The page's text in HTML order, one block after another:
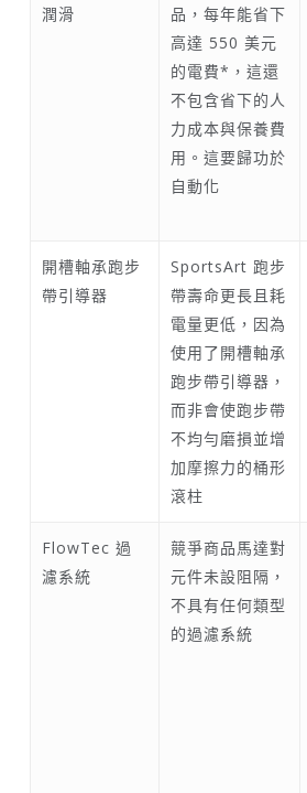
潤滑
品，每年能省下
高達 550 美元
的電費*，這還
不包含省下的人
力成本與保養費
用。這要歸功於
自動化
開槽軸承跑步
帶引導器
SportsArt 跑步
帶壽命更長且耗
電量更低，因為
使用了開槽軸承
跑步帶引導器，
而非會使跑步帶
不均勻磨損並增
加摩擦力的桶形
滾柱
FlowTec 過
濾系統
競爭商品馬達對
元件未設阻隔，
不具有任何類型
的過濾系統